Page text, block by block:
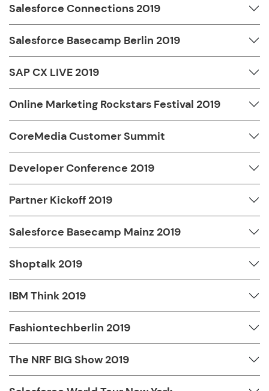
Salesforce Connections 2019
Salesforce Basecamp Berlin 2019
SAP CX LIVE 2019
Online Marketing Rockstars Festival 2019
CoreMedia Customer Summit
Developer Conference 2019
Partner Kickoff 2019
Salesforce Basecamp Mainz 2019
Shoptalk 2019
IBM Think 2019
Fashiontechberlin 2019
The NRF BIG Show 2019